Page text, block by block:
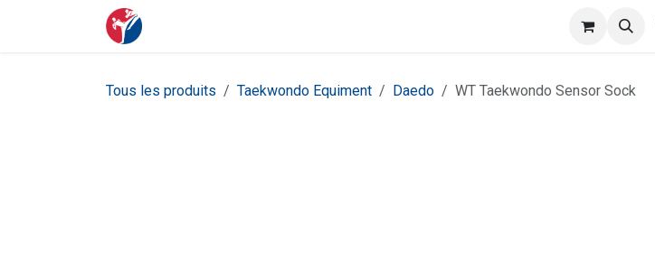
Se rendre au contenu
Rendez-vous
Tous les produits Taekwondo Equiment Daedo WT Taekwondo Sensor Sock